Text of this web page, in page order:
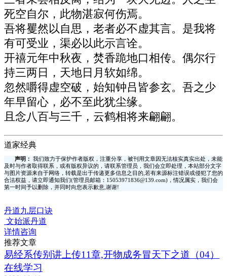
死空自尔，此物湛寂何伤焉。
吾将矍然以自思，老者必不虚其言。是我将
有可受业，渠必以此示言诠。
开禧元年中秋夜，焚香跪地口相传。偶尔行
持三两日，天地日月软如绵。
忽然嚼得虚空破，始知钟吕皆参玄。吾之少
年早留心，必不至此犹尘缘。
且念八百与三千，云鹤相将来翩翩。
道家经典
声明：
我们致力于保护作者版权，注重分享，被刊用文章因无法核实真实出处，未能
及时与作者取得联系，或有版权异议的，请联系管理员，我们会立即处理，本站部分文字
与图片资源来自于网络，转载是出于传递更多信息之目的,若有来源标注错误或侵犯了您的
合法权益，请立即通知我们(管理员邮箱：15053971836@139.com)，情况属实，我们会
第一时间予以删除，并同时向您表示歉意,谢谢!
丹道九层口诀
文始派丹道
详情咨询
推荐文章
易经系传别讲上传11章,开物成务冒天下之道（04）
在线学习